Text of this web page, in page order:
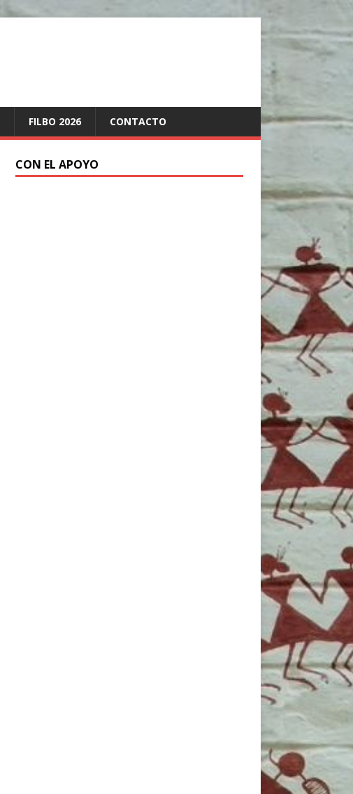
FILBO 2026 CONTACTO
CON EL APOYO